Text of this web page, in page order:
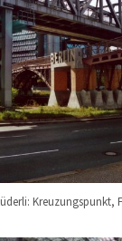
Kreuzungspunkt,